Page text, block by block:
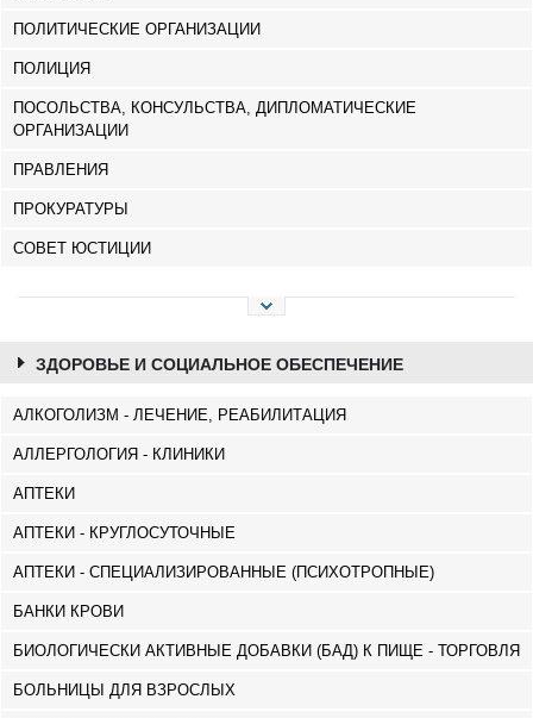
ПОЛИТИЧЕСКИЕ ОРГАНИЗАЦИИ
ПОЛИЦИЯ
ПОСОЛЬСТВА, КОНСУЛЬСТВА, ДИПЛОМАТИЧЕСКИЕ
ОРГАНИЗАЦИИ
ПРАВЛЕНИЯ
ПРОКУРАТУРЫ
СОВЕТ ЮСТИЦИИ
ЗДОРОВЬЕ И СОЦИАЛЬНОЕ ОБЕСПЕЧЕНИЕ
АЛКОГОЛИЗМ - ЛЕЧЕНИЕ, РЕАБИЛИТАЦИЯ
АЛЛЕРГОЛОГИЯ - КЛИНИКИ
АПТЕКИ
АПТЕКИ - КРУГЛОСУТОЧНЫЕ
АПТЕКИ - СПЕЦИАЛИЗИРОВАННЫЕ (ПСИХОТРОПНЫЕ)
БАНКИ КРОВИ
БИОЛОГИЧЕСКИ АКТИВНЫЕ ДОБАВКИ (БАД) К ПИЩЕ - ТОРГОВЛЯ
БОЛЬНИЦЫ ДЛЯ ВЗРОСЛЫХ